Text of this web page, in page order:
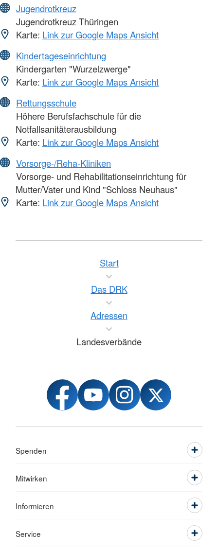
Jugendrotkreuz
Jugendrotkreuz Thüringen
Karte: Link zur Google Maps Ansicht
Kindertageseinrichtung
Kindergarten "Wurzelzwerge"
Karte: Link zur Google Maps Ansicht
Rettungsschule
Höhere Berufsfachschule für die
Notfallsanitäterausbildung
Karte: Link zur Google Maps Ansicht
Vorsorge-/Reha-Kliniken
Vorsorge- und Rehabilitationseinrichtung für
Mutter/Vater und Kind "Schloss Neuhaus"
Karte: Link zur Google Maps Ansicht
Start
Das DRK
Adressen
Landesverbände
Spenden
Mitwirken
Informieren
Service